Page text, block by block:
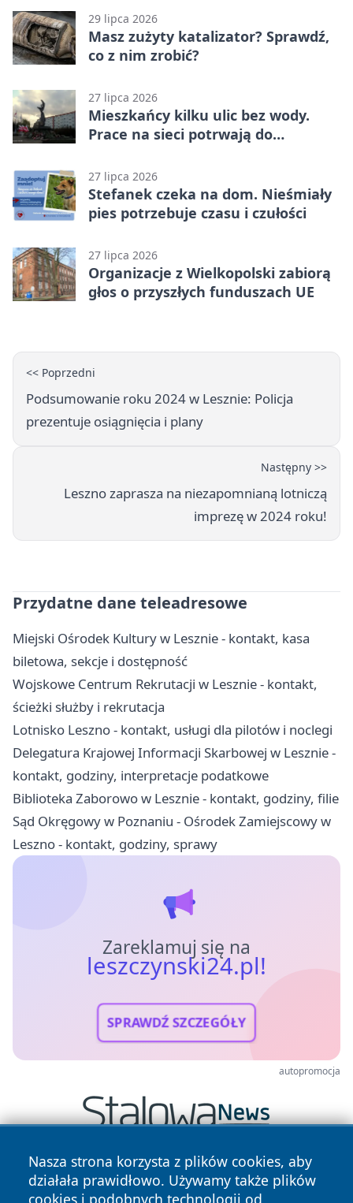
29 lipca 2026
Masz zużyty katalizator? Sprawdź,
co z nim zrobić?
27 lipca 2026
Mieszkańcy kilku ulic bez wody.
Prace na sieci potrwają do
27 lipca 2026
Stefanek czeka na dom. Nieśmiały
pies potrzebuje czasu i czułości
27 lipca 2026
Organizacje z Wielkopolski zabiorą
głos o przyszłych funduszach UE
<< Poprzedni
Podsumowanie roku 2024 w Lesznie: Policja
prezentuje osiągnięcia i plany
Następny >>
Leszno zaprasza na niezapomnianą lotniczą
imprezę w 2024 roku!
Przydatne dane teleadresowe
Miejski Ośrodek Kultury w Lesznie - kontakt, kasa
biletowa, sekcje i dostępność
Wojskowe Centrum Rekrutacji w Lesznie - kontakt,
ścieżki służby i rekrutacja
Lotnisko Leszno - kontakt, usługi dla pilotów i noclegi
Delegatura Krajowej Informacji Skarbowej w Lesznie -
kontakt, godziny, interpretacje podatkowe
Biblioteka Zaborowo w Lesznie - kontakt, godziny, filie
Sąd Okręgowy w Poznaniu - Ośrodek Zamiejscowy w
Leszno - kontakt, godziny, sprawy
Zareklamuj się na
leszczynski24.pl!
SPRAWDŹ SZCZEGÓŁY
autopromocja
Nasza strona korzysta z plików cookies, aby
działała prawidłowo. Używamy także plików
cookies i podobnych technologii od